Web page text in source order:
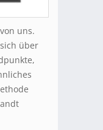
uns.
über